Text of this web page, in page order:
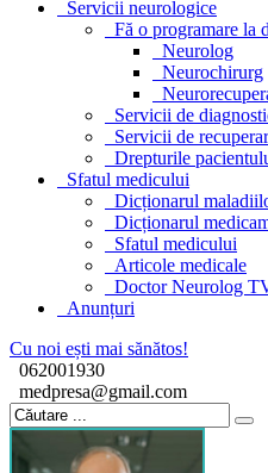
Servicii neurologice
Fă o programare la
Neurolog
Neurochirurg
Servicii de
Servicii de
Drepturile
Sfatul medicului
Dicționarul
Dicționarul
Sfatul medicului
Articole medicale
Doctor Neurolog
Anunțuri
Cu noi ești mai sănătos!
062001930
medpresa@gmail.com